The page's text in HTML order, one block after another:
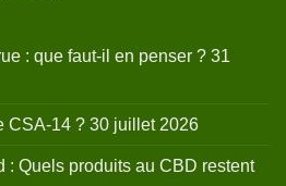
: que faut-il en penser ? 31
CSA-14 ? 30 juillet 2026
: Quels produits au CBD restent